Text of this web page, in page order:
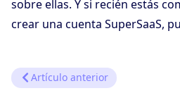
sobre ellas. Y si recién estás
crear una cuenta SuperSaaS,
Artículo anterior